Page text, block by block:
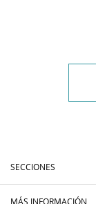
SECCIONES
MÁS INFORMACIÓN